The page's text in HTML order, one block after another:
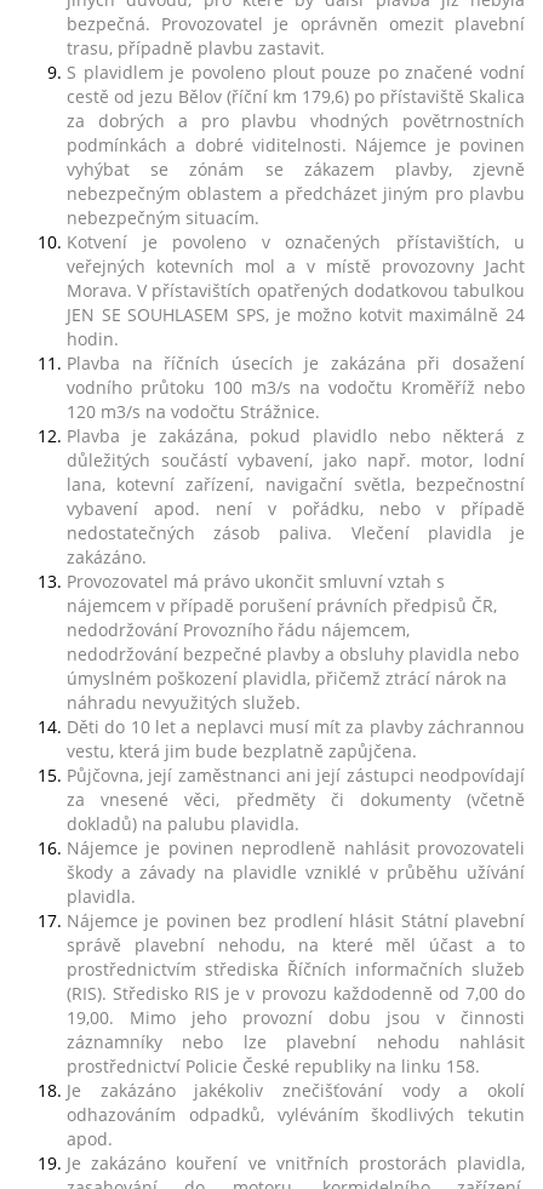
bezpečná. Provozovatel je oprávněn omezit plavební
trasu, případně plavbu zastavit.
S plavidlem je povoleno plout pouze po značené vodní
cestě od jezu Bělov (říční km 179,6) po přístaviště Skalica
za dobrých a pro plavbu vhodných povětrnostních
podmínkách a dobré viditelnosti. Nájemce je povinen
vyhýbat se zónám se zákazem plavby, zjevně
nebezpečným oblastem a předcházet jiným pro plavbu
nebezpečným situacím.
Kotvení je povoleno v označených přístavištích, u
veřejných kotevních mol a v místě provozovny Jacht
Morava. V přístavištích opatřených dodatkovou tabulkou
JEN SE SOUHLASEM SPS, je možno kotvit maximálně 24
hodin.
Plavba na říčních úsecích je zakázána při dosažení
vodního průtoku 100 m3/s na vodočtu Kroměříž nebo
120 m3/s na vodočtu Strážnice.
Plavba je zakázána, pokud plavidlo nebo některá z
důležitých součástí vybavení, jako např. motor, lodní
lana, kotevní zařízení, navigační světla, bezpečnostní
vybavení apod. není v pořádku, nebo v případě
nedostatečných zásob paliva. Vlečení plavidla je
zakázáno.
Provozovatel má právo ukončit smluvní vztah s
nájemcem v případě porušení právních předpisů ČR,
nedodržování Provozního řádu nájemcem,
nedodržování bezpečné plavby a obsluhy plavidla nebo
úmyslném poškození plavidla, přičemž ztrácí nárok na
náhradu nevyužitých služeb.
Děti do 10 let a neplavci musí mít za plavby záchrannou
vestu, která jim bude bezplatně zapůjčena.
Půjčovna, její zaměstnanci ani její zástupci neodpovídají
za vnesené věci, předměty či dokumenty (včetně
dokladů) na palubu plavidla.
Nájemce je povinen neprodleně nahlásit provozovateli
škody a závady na plavidle vzniklé v průběhu užívání
plavidla.
Nájemce je povinen bez prodlení hlásit Státní plavební
správě plavební nehodu, na které měl účast a to
prostřednictvím střediska Říčních informačních služeb
(RIS). Středisko RIS je v provozu každodenně od 7,00 do
19,00. Mimo jeho provozní dobu jsou v činnosti
záznamníky nebo lze plavební nehodu nahlásit
prostřednictví Policie České republiky na linku 158.
Je zakázáno jakékoliv znečišťování vody a okolí
odhazováním odpadků, vyléváním škodlivých tekutin
apod.
Je zakázáno kouření ve vnitřních prostorách plavidla,
poukaz